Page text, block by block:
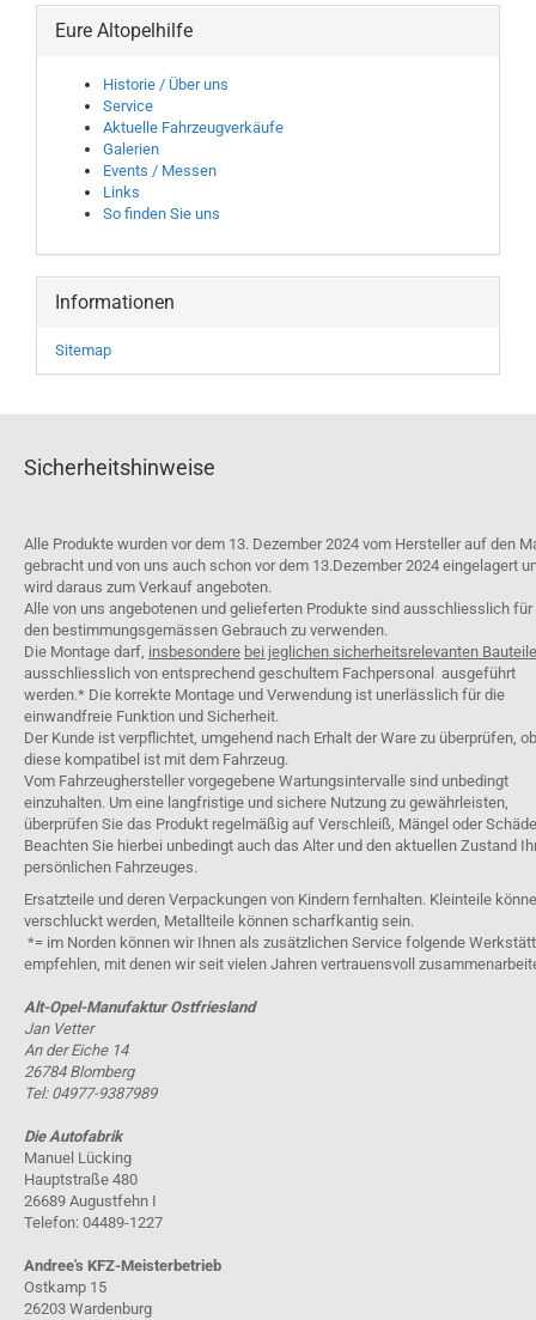
Eure Altopelhilfe
Historie / Über uns
Service
Aktuelle Fahrzeugverkäufe
Galerien
Events / Messen
Links
So finden Sie uns
Informationen
Sitemap
Sicherheitshinweise
Alle Produkte wurden vor dem 13. Dezember 2024 vom Hersteller auf den
gebracht und von uns auch schon vor dem 13.Dezember 2024 eingelagert
wird daraus zum Verkauf angeboten.
Alle von uns angebotenen und gelieferten Produkte sind ausschliesslich für
den bestimmungsgemässen Gebrauch zu verwenden.
Die Montage darf, insbesondere bei jeglichen sicherheitsrelevanten
ausschliesslich von entsprechend geschultem Fachpersonal ausgeführt
werden.* Die korrekte Montage und Verwendung ist unerlässlich für die
einwandfreie Funktion und Sicherheit.
Der Kunde ist verpflichtet, umgehend nach Erhalt der Ware zu überprüfen, ob
diese kompatibel ist mit dem Fahrzeug.
Vom Fahrzeughersteller vorgegebene Wartungsintervalle sind unbedingt
einzuhalten. Um eine langfristige und sichere Nutzung zu gewährleisten,
überprüfen Sie das Produkt regelmäßig auf Verschleiß, Mängel oder
Beachten Sie hierbei unbedingt auch das Alter und den aktuellen Zustand
persönlichen Fahrzeuges.
Ersatzteile und deren Verpackungen von Kindern fernhalten. Kleinteile
verschluckt werden, Metallteile können scharfkantig sein.
*= im Norden können wir Ihnen als zusätzlichen Service folgende
empfehlen, mit denen wir seit vielen Jahren vertrauensvoll
Alt-Opel-Manufaktur Ostfriesland
Jan Vetter
An der Eiche 14
26784 Blomberg
Tel: 04977-9387989
Die Autofabrik
Manuel Lücking
Hauptstraße 480
26689 Augustfehn I
Telefon: 04489-1227
Andree's KFZ-Meisterbetrieb
Ostkamp 15
26203 Wardenburg